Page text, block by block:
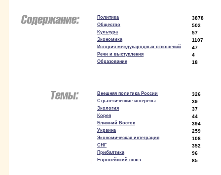
Политика 3878
Общество 502
Культура 57
Экономика 1107
История международных отношений 47
Речи и выступления 4
Образование 18
Внешняя политика России 326
Стратегические интересы 39
Экология 37
Корея 44
Ближний Восток 394
Украина 259
Экономическая интеграция 108
СНГ 352
Прибалтика 96
Европейский союз 85